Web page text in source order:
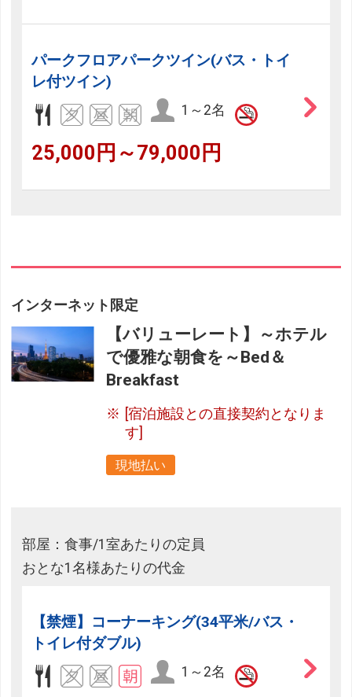
パークフロアパークツイン(バス・トイ
レ付ツイン)
1～2名
25,000円～79,000円
インターネット限定
【バリューレート】～ホテル
で優雅な朝食を～Bed＆
Breakfast
[宿泊施設との直接契約となりま
す]
現地払い
部屋：食事/1室あたりの定員
おとな1名様あたりの代金
【禁煙】コーナーキング(34平米/バス・
トイレ付ダブル)
1～2名